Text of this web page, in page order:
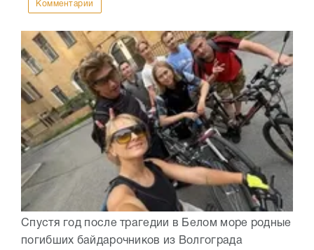
Комментарии
Спустя год после трагедии в Белом море родные
погибших байдарочников из Волгограда